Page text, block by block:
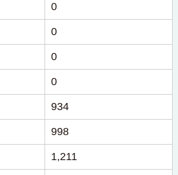
0
0
0
0
934
998
1,211